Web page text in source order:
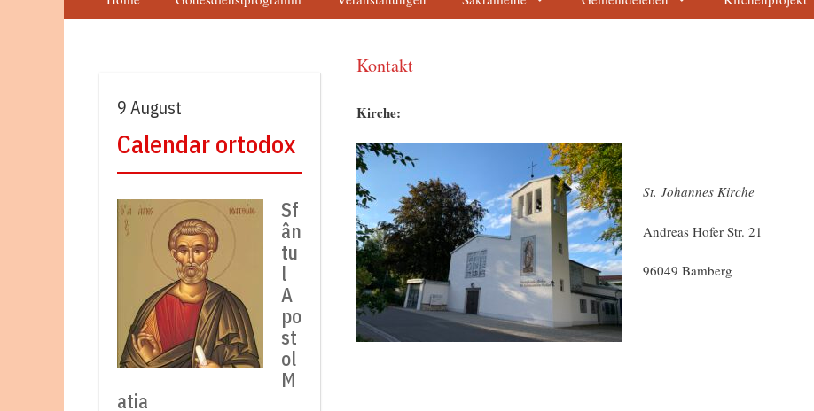
Kontakt
Kirche:
St. Johannes Kirche
Andreas Hofer Str. 21
96049 Bamberg
9 August
Calendar ortodox
Sf
ân
tu
l
A
po
st
ol
M
atia